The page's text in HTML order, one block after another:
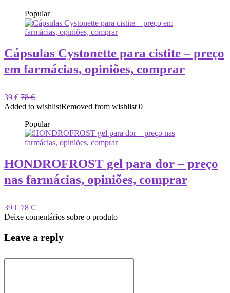
Popular
Cápsulas Cystonette para cistite – preço
em farmácias, opiniões, comprar
39 € 78 €
Added to wishlistRemoved from wishlist 0
Popular
HONDROFROST gel para dor – preço
nas farmácias, opiniões, comprar
39 € 78 €
Deixe comentários sobre o produto
Leave a reply